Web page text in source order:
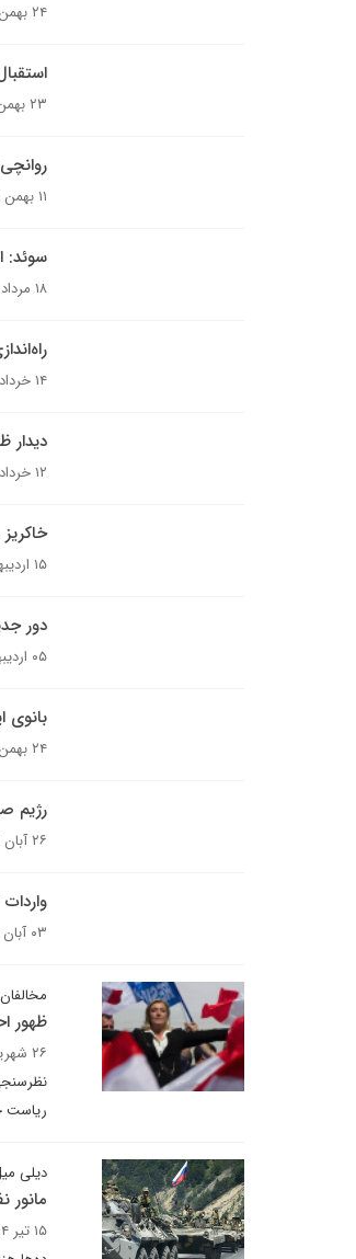
۲۴ بهمن ۱۳۹۵
۲۳ بهمن ۱۳۹۵
۱۱ بهمن ۱۳۹۵
سوئد:
۱۸ مرداد ۱۳۹۵
۱۴ خرداد ۱۳۹۵
۱۲ خرداد ۱۳۹۵
۱۵ اردیبهشت ۱۳۹۵
دور
۰۵ اردیبهشت ۱۳۹۵
بانوی
۲۴ بهمن ۱۳۹۴
رژیم
۲۶ آبان ۱۳۹۴
واردات 7 برابری کالاهای سوئدی به ایران پس از لغو تحریم؟
۰۳ آبان ۱۳۹۴
ظهور
۲۶ شهریور ۱۳۹۴
ریاست جمهوری سال
دیلی
مانور
۱۵ تیر ۱۳۹۴